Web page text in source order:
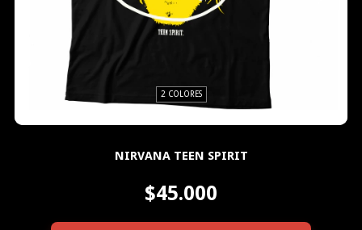
2 COLORES
NIRVANA TEEN SPIRIT
$45.000